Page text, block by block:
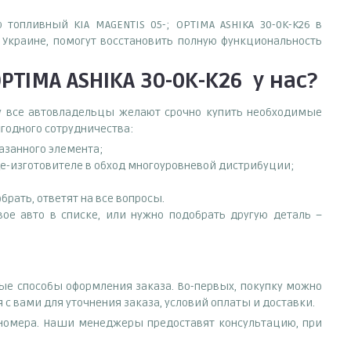
KIA MAGENTIS 05-; OPTIMA ASHIKA 30-0K-K26 в
помогут восстановить полную функциональность
ASHIKA 30-0K-K26 у нас?
все автовладельцы желают срочно купить необходимые
сотрудничества:
элемента;
изготовителе в обход многоуровневой дистрибуции;
ответят на все вопросы.
авто в списке, или нужно подобрать другую деталь –
способы оформления заказа. Во-первых, покупку можно
вами для уточнения заказа, условий оплаты и доставки.
Наши менеджеры предоставят консультацию, при